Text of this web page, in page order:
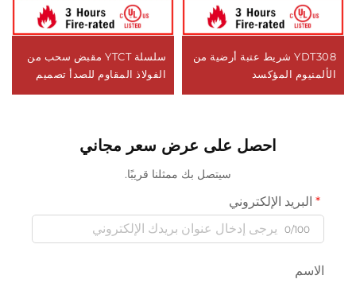
YDT308 شريط عتبة أرضية من
الألمنيوم المؤكسد
سلسلة YTCT مقبض سحب من
الفولاذ المقاوم للصدأ تصميم
احصل على عرض سعر مجاني
سيتصل بك ممثلنا قريبًا.
البريد الإلكتروني
0/100
الاسم